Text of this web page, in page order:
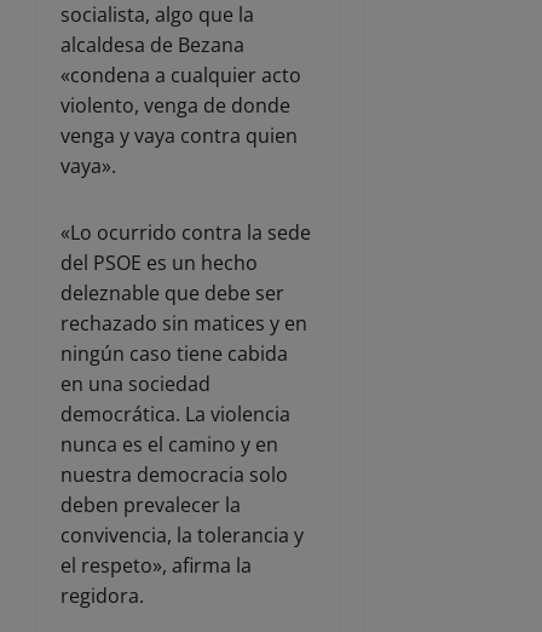
socialista, algo que la
alcaldesa de Bezana
«condena a cualquier acto
violento, venga de donde
venga y vaya contra quien
vaya».
«Lo ocurrido contra la sede
del PSOE es un hecho
deleznable que debe ser
rechazado sin matices y en
ningún caso tiene cabida
en una sociedad
democrática. La violencia
nunca es el camino y en
nuestra democracia solo
deben prevalecer la
convivencia, la tolerancia y
el respeto», afirma la
regidora.